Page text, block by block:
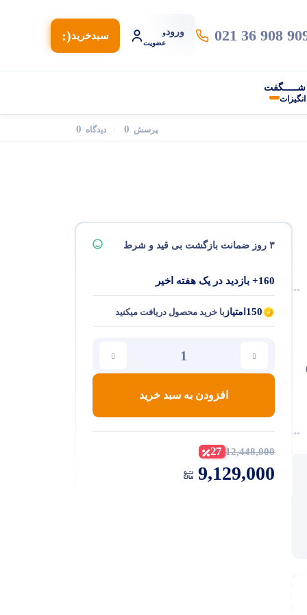
021 36 908 ورودو
عضویت
سبد‌خرید(:
شـــــگفت
انگیزات
پرسش 0 دیدگاه 0
۳ روز ضمانت بازگشت بی قید و شرط
160+ بازدید در یک هفته اخیر
150 امتیاز با خرید محصول دریافت میکنید
افزودن به سبد خرید
12,448,000
27
9,129,000